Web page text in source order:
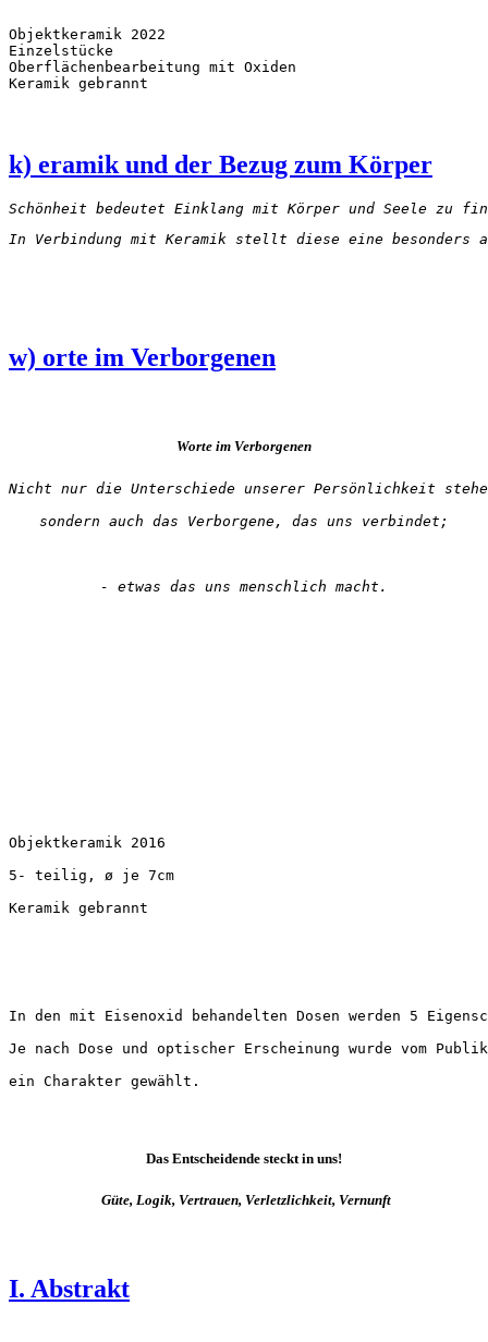
Objektkeramik 2022
Einzelstücke
Oberflächenbearbeitung mit Oxiden
Keramik gebrannt
k) eramik und der Bezug zum Körper
Schönheit bedeutet Einklang mit Körper und Seele zu
In Verbindung mit Keramik stellt diese eine besonders
w) orte im Verborgenen
Worte im Verborgenen
Nicht nur die Unterschiede unserer Persönlichkeit
sondern auch das Verborgene, das uns verbindet;
- etwas das uns menschlich macht.
Objektkeramik 2016
5- teilig, ø je 7cm
Keramik gebrannt
In den mit Eisenoxid behandelten Dosen werden 5
Je nach Dose und optischer Erscheinung wurde vom
ein Charakter gewählt.
Das Entscheidende steckt in uns!
Güte, Logik, Vertrauen, Verletzlichkeit, Vernunft
I. Abstrakt